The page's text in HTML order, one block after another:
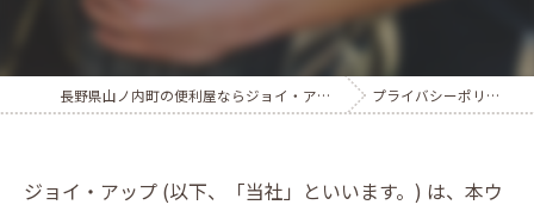
長野県山ノ内町の便利屋ならジョイ・アップ プライバシーポリシー
ジョイ・アップ (以下、「当社」といいます。) は、本ウ